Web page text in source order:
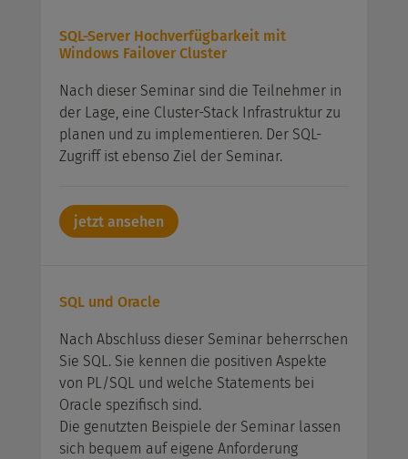
SQL-Server Hochverfügbarkeit mit
Windows Failover Cluster
Nach dieser Seminar sind die Teilnehmer in
der Lage, eine Cluster-Stack Infrastruktur zu
planen und zu implementieren. Der SQL-
Zugriff ist ebenso Ziel der Seminar.
jetzt ansehen
SQL und Oracle
Nach Abschluss dieser Seminar beherrschen
Sie SQL. Sie kennen die positiven Aspekte
von PL/SQL und welche Statements bei
Oracle spezifisch sind.
Die genutzten Beispiele der Seminar lassen
sich bequem auf eigene Anforderung